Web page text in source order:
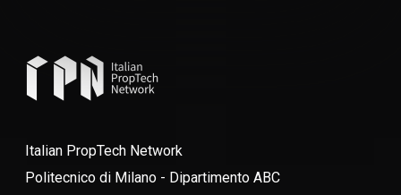
Italian PropTech Network
Politecnico di Milano - Dipartimento ABC